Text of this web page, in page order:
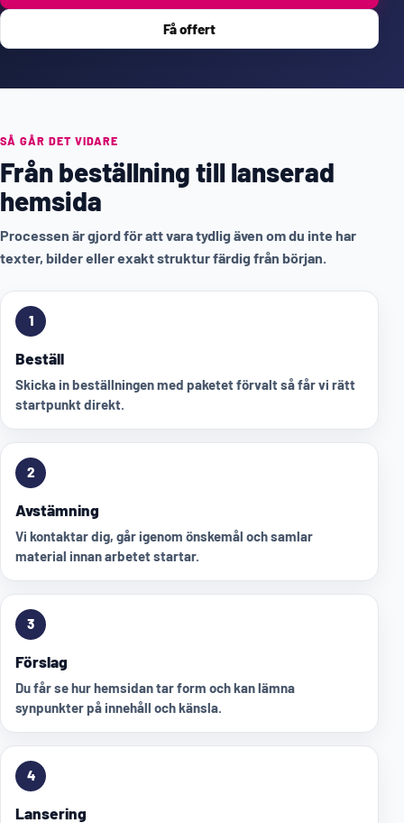
Få offert
SÅ GÅR DET VIDARE
Från beställning till lanserad
hemsida
Processen är gjord för att vara tydlig även om du inte har
texter, bilder eller exakt struktur färdig från början.
1
Beställ
Skicka in beställningen med paketet förvalt så får vi rätt
startpunkt direkt.
2
Avstämning
Vi kontaktar dig, går igenom önskemål och samlar
material innan arbetet startar.
3
Förslag
Du får se hur hemsidan tar form och kan lämna
synpunkter på innehåll och känsla.
4
Lansering